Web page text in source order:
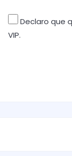
Declaro que
VIP.